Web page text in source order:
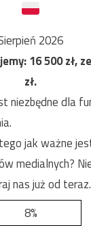
2026
16 500zł,
zł.
niezbędne dla
jak ważne
medialnych?
nas już od teraz.
8%